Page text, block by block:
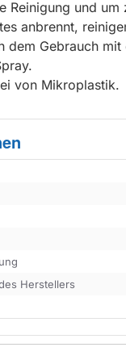
Reinigung und um
anbrennt,
dem Gebrauch mit
von Mikroplastik.
Herstellers